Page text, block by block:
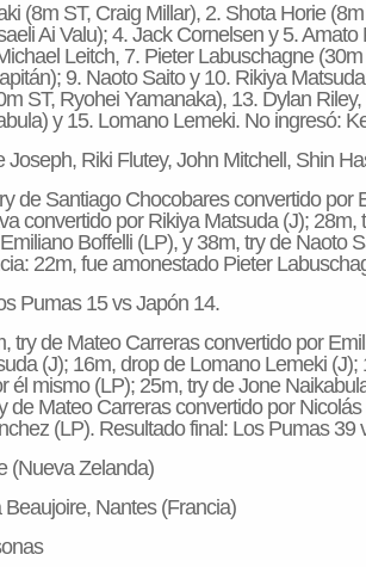
(8m ST, Craig Millar), 2. Shota Horie
Ai Valu); 4. Jack Cornelsen y 5.
Leitch, 7. Pieter Labuschagne
9. Naoto Saito y 10. Rikiya
ST, Ryohei Yamanaka), 13. Dylan
y 15. Lomano Lemeki. No ingresó:
Joseph, Riki Flutey, John Mitchell, Shin
de Santiago Chocobares convertido por
convertido por Rikiya Matsuda (J); 28m,
Boffelli (LP), y 38m, try de Naoto
22m, fue amonestado Pieter
Pumas 15 vs Japón 14.
try de Mateo Carreras convertido por
(J); 16m, drop de Lomano Lemeki (J);
él mismo (LP); 25m, try de Jone
de Mateo Carreras convertido por
(LP). Resultado final: Los Pumas 39
(Nueva Zelanda)
Nantes (Francia)